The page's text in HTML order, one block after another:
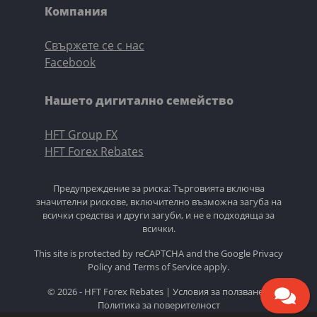
Компания
Свържете се с нас
Facebook
Нашето дигитално семейство
HFT Group FX
HFT Forex Rebates
Предупреждение за риска: Търговията включва
значителни рискове, включително възможна загуба на
всички средства и други загуби, и не е подходяща за
всички.
This site is protected by reCAPTCHA and the Google Privacy
Policyand Terms of Serviceapply.
© 2026 - HFT Forex Rebates | Условия за ползване|
Политика за поверителност